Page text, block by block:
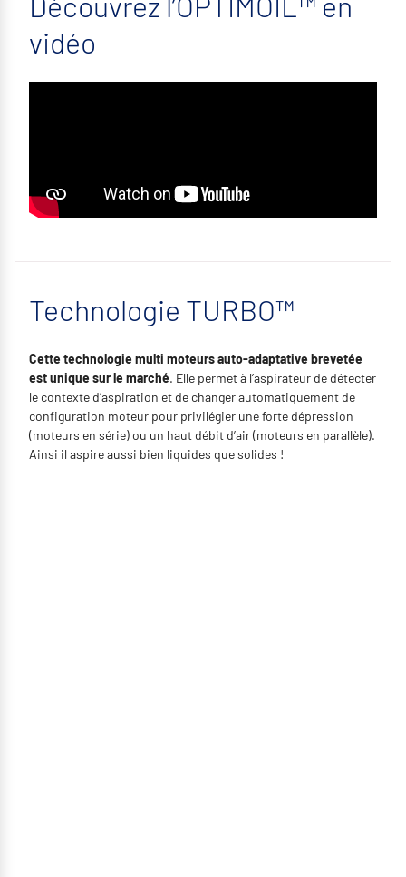
vidéo
Technologie TURBO™
Cette technologie multi moteurs auto-adaptative brevetée
est unique sur le marché. Elle permet à l’aspirateur de détecter
le contexte d’aspiration et de changer automatiquement de
configuration moteur pour privilégier une forte dépression
(moteurs en série) ou un haut débit d’air (moteurs en parallèle).
Ainsi il aspire aussi bien liquides que solides !